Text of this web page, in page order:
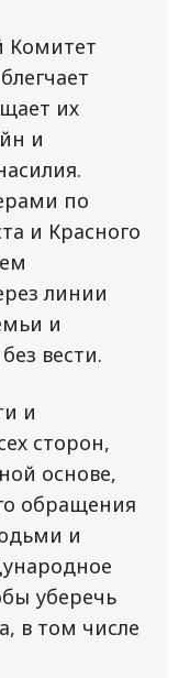
Комитет
их
и
по
и Красного
линии
и
вести.
и
сторон,
основе,
обращения
и
уберечь
в том числе